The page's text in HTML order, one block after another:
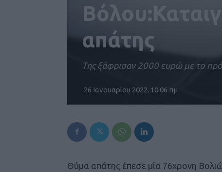
απάτης
Της ξάφρισαν 2000 ευρώ με το
26 Ιανουαρίου 2022, 10:06 πμ
Θύμα απάτης έπεσε μία 76χρονη